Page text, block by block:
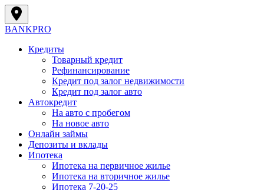
BANKPRO
Кредиты
Товарный кредит
Рефинансирование
Кредит под залог недвижимости
Кредит под залог авто
Автокредит
На авто с пробегом
На новое авто
Онлайн займы
Депозиты и вклады
Ипотека
Ипотека на первичное жилье
Ипотека на вторичное жилье
Ипотека 7-20-25